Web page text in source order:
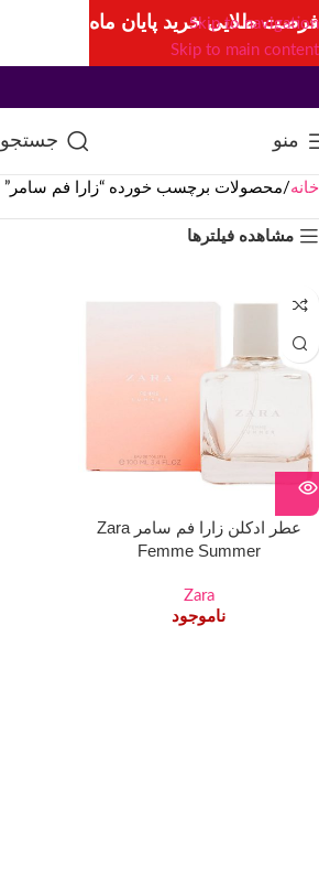
Skip to navigation
Skip to main content
منو جستجو
خانه محصولات برچسب خورده “زارا فم سامر”
مشاهده فیلترها
عطر ادکلن زارا فم سامر Zara
Femme Summer
Zara
ناموجود
فرصت طلایی خرید پایان ماه